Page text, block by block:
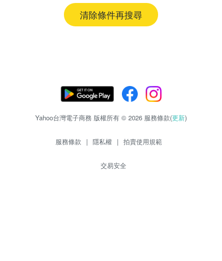
清除條件再搜尋
Yahoo台灣電子商務 版權所有 © 2026 服務條款(更新)
服務條款 | 隱私權 | 拍賣使用規範
交易安全